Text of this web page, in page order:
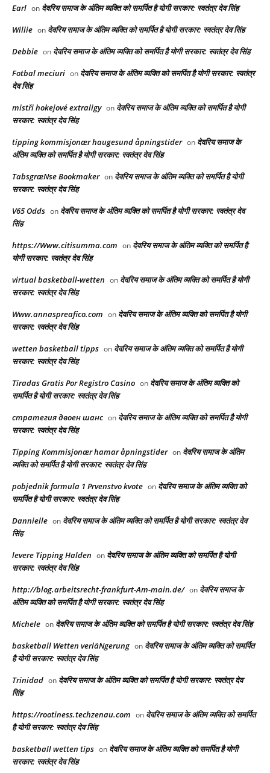
Earl on देवरिय समाज के अंतिम व्यक्ति को समर्पित है योगी सरकार: स्वतंत्र देव सिंह
Willie on देवरिय समाज के अंतिम व्यक्ति को समर्पित है योगी सरकार: स्वतंत्र देव सिंह
Debbie on देवरिय समाज के अंतिम व्यक्ति को समर्पित है योगी सरकार: स्वतंत्र देव सिंह
Fotbal meciuri on देवरिय समाज के अंतिम व्यक्ति को समर्पित है योगी सरकार: स्वतंत्र
देव सिंह
mistři hokejové extraligy on देवरिय समाज के अंतिम व्यक्ति को समर्पित है योगी
सरकार: स्वतंत्र देव सिंह
tipping kommisjonær haugesund åpningstider on देवरिय समाज के
अंतिम व्यक्ति को समर्पित है योगी सरकार: स्वतंत्र देव सिंह
TabsgræNse Bookmaker on देवरिय समाज के अंतिम व्यक्ति को समर्पित है योगी
सरकार: स्वतंत्र देव सिंह
V65 Odds on देवरिय समाज के अंतिम व्यक्ति को समर्पित है योगी सरकार: स्वतंत्र देव
सिंह
https://Www.citisumma.com on देवरिय समाज के अंतिम व्यक्ति को समर्पित है
योगी सरकार: स्वतंत्र देव सिंह
virtual basketball-wetten on देवरिय समाज के अंतिम व्यक्ति को समर्पित है योगी
सरकार: स्वतंत्र देव सिंह
Www.annaspreafico.com on देवरिय समाज के अंतिम व्यक्ति को समर्पित है योगी
सरकार: स्वतंत्र देव सिंह
wetten basketball tipps on देवरिय समाज के अंतिम व्यक्ति को समर्पित है योगी
सरकार: स्वतंत्र देव सिंह
Tiradas Gratis Por Registro Casino on देवरिय समाज के अंतिम व्यक्ति को
समर्पित है योगी सरकार: स्वतंत्र देव सिंह
стратегия двоен шанс on देवरिय समाज के अंतिम व्यक्ति को समर्पित है योगी
सरकार: स्वतंत्र देव सिंह
Tipping Kommisjonær hamar åpningstider on देवरिय समाज के अंतिम
व्यक्ति को समर्पित है योगी सरकार: स्वतंत्र देव सिंह
pobjednik formula 1 Prvenstvo kvote on देवरिय समाज के अंतिम व्यक्ति को
समर्पित है योगी सरकार: स्वतंत्र देव सिंह
Dannielle on देवरिय समाज के अंतिम व्यक्ति को समर्पित है योगी सरकार: स्वतंत्र देव
सिंह
levere Tipping Halden on देवरिय समाज के अंतिम व्यक्ति को समर्पित है योगी
सरकार: स्वतंत्र देव सिंह
http://blog.arbeitsrecht-frankfurt-Am-main.de/ on देवरिय समाज के
अंतिम व्यक्ति को समर्पित है योगी सरकार: स्वतंत्र देव सिंह
Michele on देवरिय समाज के अंतिम व्यक्ति को समर्पित है योगी सरकार: स्वतंत्र देव सिंह
basketball Wetten verläNgerung on देवरिय समाज के अंतिम व्यक्ति को समर्पित
है योगी सरकार: स्वतंत्र देव सिंह
Trinidad on देवरिय समाज के अंतिम व्यक्ति को समर्पित है योगी सरकार: स्वतंत्र देव
सिंह
https://rootiness.techzenau.com on देवरिय समाज के अंतिम व्यक्ति को समर्पित
है योगी सरकार: स्वतंत्र देव सिंह
basketball wetten tips on देवरिय समाज के अंतिम व्यक्ति को समर्पित है योगी
सरकार: स्वतंत्र देव सिंह